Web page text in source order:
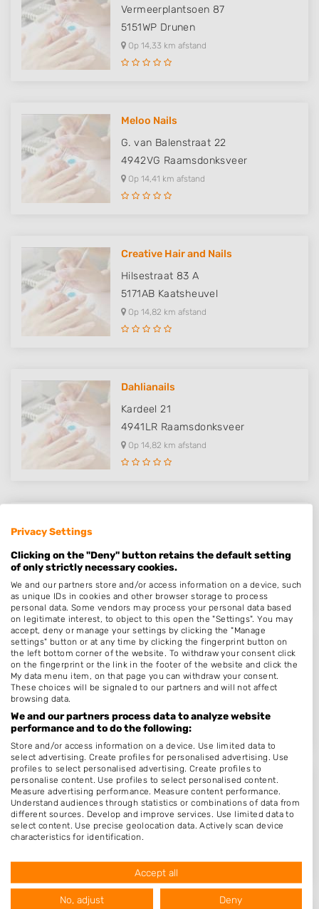
Vermeerplantsoen 87
5151WP Drunen
Op 14,33 km afstand
Meloo Nails
G. van Balenstraat 22
4942VG Raamsdonksveer
Op 14,41 km afstand
Creative Hair and Nails
Hilsestraat 83 A
5171AB Kaatsheuvel
Op 14,82 km afstand
Dahlianails
Kardeel 21
4941LR Raamsdonksveer
Op 14,82 km afstand
3371TP Hardinxveld-Giessendam
Op 14,87 km afstand
Arice Nails
Venbroekstraat 3
5253AS Nieuwkuijk
Op 15,20 km afstand
Salon LaDavida
Zuidzijde 104
2977XD Goudriaan
Privacy Settings
Clicking on the "Deny" button retains the default setting
of only strictly necessary cookies.
We and our partners store and/or access information on a device, such
as unique IDs in cookies and other browser storage to process
personal data. Some vendors may process your personal data based
on legitimate interest, to object to this open the "Settings". You may
accept, deny or manage your settings by clicking the "Manage
settings" button or at any time by clicking the fingerprint button on
the left bottom corner of the website. To withdraw your consent click
on the fingerprint or the link in the footer of the website and click the
My data menu item, on that page you can withdraw your consent.
These choices will be signaled to our partners and will not affect
browsing data.
We and our partners process data to analyze website
performance and to do the following:
Store and/or access information on a device. Use limited data to
select advertising. Create profiles for personalised advertising. Use
profiles to select personalised advertising. Create profiles to
personalise content. Use profiles to select personalised content.
Measure advertising performance. Measure content performance.
Understand audiences through statistics or combinations of data from
different sources. Develop and improve services. Use limited data to
select content. Use precise geolocation data. Actively scan device
characteristics for identification.
USA.
Your consent and the cookie policy applies solely to this website/app.
View Partner List (1016 IAB Vendors)
Accept all
No, adjust Deny